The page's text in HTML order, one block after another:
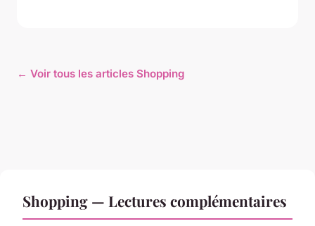
← Voir tous les articles Shopping
Shopping — Lectures complémentaires